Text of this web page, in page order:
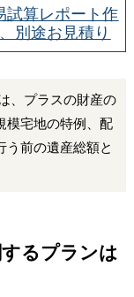
試算レポート作
別途お見積り
、プラスの財産の
模宅地の特例、配
う前の遺産総額と
るプランは